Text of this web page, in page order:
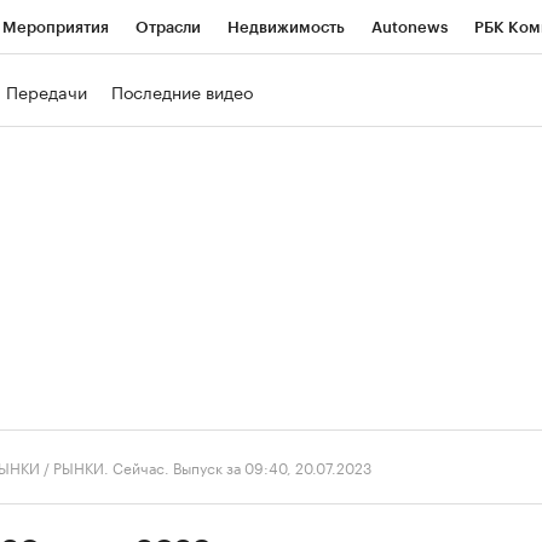
Мероприятия Отрасли Недвижимость Autonews РБК
Передачи Последние видео
/ РЫНКИ. Сейчас. Выпуск за 09:40, 20.07.2023